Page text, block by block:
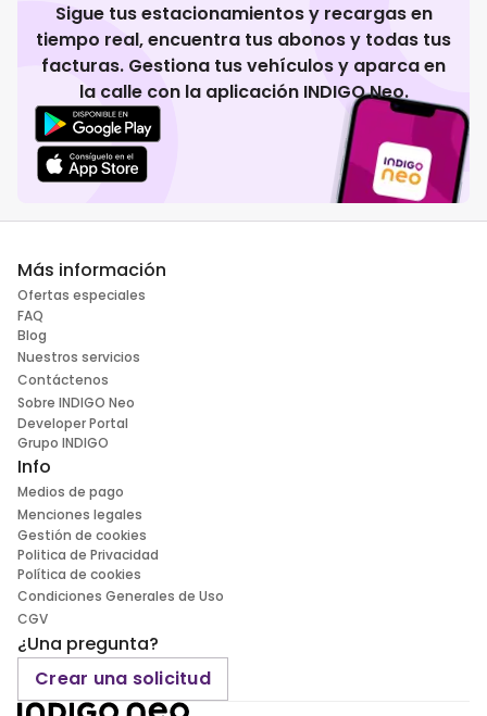
Sigue tus estacionamientos y recargas en
tiempo real, encuentra tus abonos y todas tus
facturas. Gestiona tus vehículos y aparca en
la calle con la aplicación INDIGO Neo.
Más información
Ofertas especiales
FAQ
Blog
Nuestros servicios
Contáctenos
Sobre INDIGO Neo
Developer Portal
Grupo INDIGO
Info
Medios de pago
Menciones legales
Gestión de cookies
Politica de Privacidad
Política de cookies
Condiciones Generales de Uso
CGV
¿Una pregunta?
Crear una solicitud